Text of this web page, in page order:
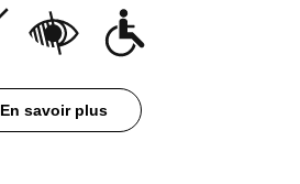
En savoir plus